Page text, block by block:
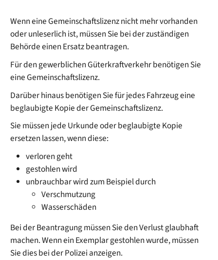
Wenn eine Gemeinschaftslizenz nicht mehr vorhanden
oder unleserlich ist, müssen Sie bei der zuständigen
Behörde einen Ersatz beantragen.
Für den gewerblichen Güterkraftverkehr benötigen Sie
eine Gemeinschaftslizenz.
Darüber hinaus benötigen Sie für jedes Fahrzeug eine
beglaubigte Kopie der Gemeinschaftslizenz.
Sie müssen jede Urkunde oder beglaubigte Kopie
ersetzen lassen, wenn diese:
verloren geht
gestohlen wird
unbrauchbar wird zum Beispiel durch
Verschmutzung
Wasserschäden
Bei der Beantragung müssen Sie den Verlust glaubhaft
machen. Wenn ein Exemplar gestohlen wurde, müssen
Sie dies bei der Polizei anzeigen.